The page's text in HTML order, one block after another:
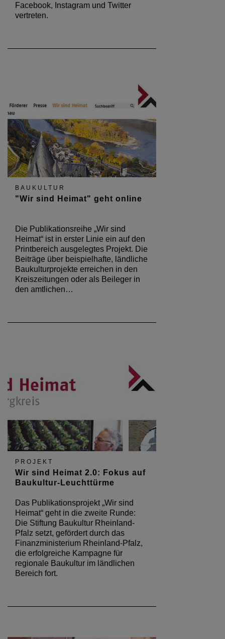
Facebook, Instagram und Twitter
vertreten.
BAUKULTUR
"Wir sind Heimat" geht online
Die Publikationsreihe „Wir sind
Heimat“ ist in erster Linie ein auf den
Printbereich ausgelegtes Projekt. Die
Beiträge über beispielhafte, ländliche
Baukulturprojekte erreichen in den
Kreiszeitungen oder als Beileger in
den amtlichen…
PROJEKT
Wir sind Heimat 2.0: Fokus auf
Baukultur-Leuchttürme
Das Publikationsprojekt „Wir sind
Heimat“ geht in die zweite Runde:
Die Stiftung Baukultur Rheinland-
Pfalz setzt, gefördert durch das
Finanzministerium Rheinland-Pfalz,
die erfolgreiche Kampagne für
regionale Baukultur im ländlichen
Bereich fort.